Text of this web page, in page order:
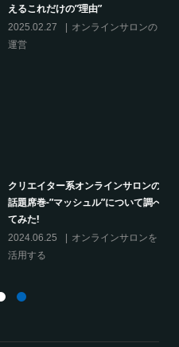
えるこれだけの”理由”
2025.02.27
オンラインサロンの
運営
クリエイター系オンラインサロンの
話題席巻-”マッシュル”について調べ
てみた!
2024.06.25
オンラインサロンを
活用する